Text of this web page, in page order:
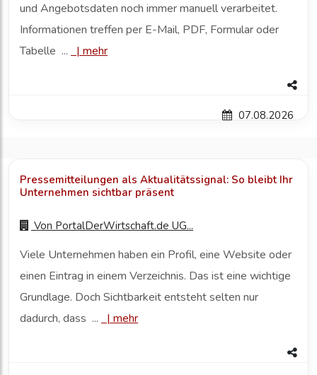
und Angebotsdaten noch immer manuell verarbeitet.
Informationen treffen per E-Mail, PDF, Formular oder
Tabelle ...
| mehr
07.08.2026
Pressemitteilungen als Aktualitätssignal: So bleibt Ihr
Unternehmen sichtbar präsent
Von PortalDerWirtschaft.de UG...
Viele Unternehmen haben ein Profil, eine Website oder
einen Eintrag in einem Verzeichnis. Das ist eine wichtige
Grundlage. Doch Sichtbarkeit entsteht selten nur
dadurch, dass ...
| mehr